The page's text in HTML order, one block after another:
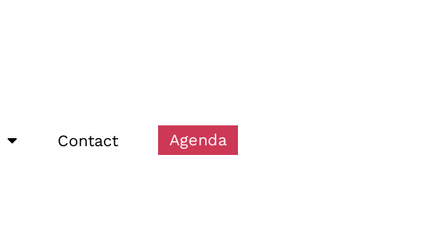
Contact Agenda